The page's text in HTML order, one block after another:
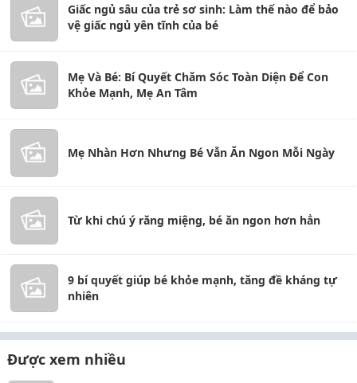
Giấc ngủ sâu của trẻ sơ sinh: Làm thế nào để bảo
vệ giấc ngủ yên tĩnh của bé
Mẹ Và Bé: Bí Quyết Chăm Sóc Toàn Diện Để Con
Khỏe Mạnh, Mẹ An Tâm
Mẹ Nhàn Hơn Nhưng Bé Vẫn Ăn Ngon Mỗi Ngày
Từ khi chú ý răng miệng, bé ăn ngon hơn hẳn
9 bí quyết giúp bé khỏe mạnh, tăng đề kháng tự
nhiên
Được xem nhiều